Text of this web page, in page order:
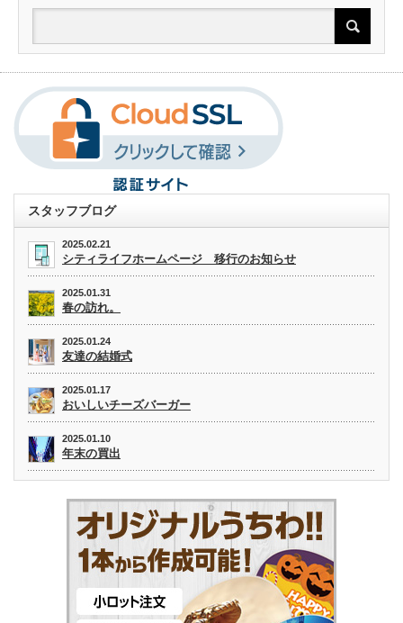
スタッフブログ
2025.02.21
シティライフホームページ 移行のお知らせ
2025.01.31
春の訪れ。
2025.01.24
友達の結婚式
2025.01.17
おいしいチーズバーガー
2025.01.10
年末の買出